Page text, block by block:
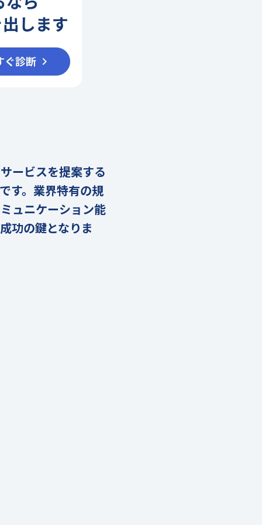
ービスを提案する
す。業界特有の規
ュニケーション能
功の鍵となりま